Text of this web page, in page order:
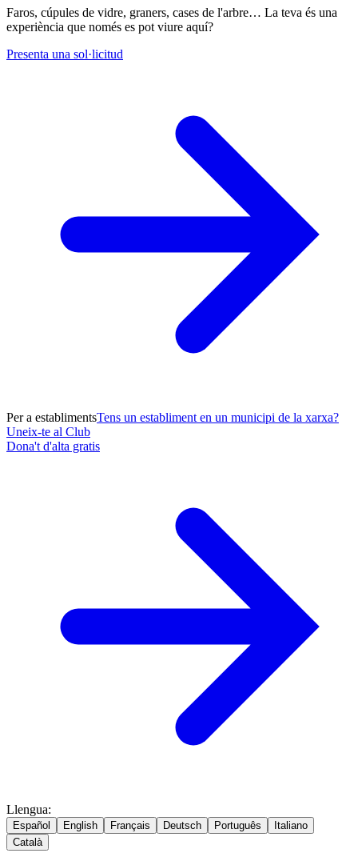
Faros, cúpules de vidre, graners, cases de l'arbre… La teva és una
experiència que només es pot viure aquí?
Presenta una sol·licitud
Per a establimentsTens un establiment en un municipi de la xarxa?
Uneix-te al Club
Dona't d'alta gratis
Llengua:
Español English Français Deutsch Português
Italiano
Català